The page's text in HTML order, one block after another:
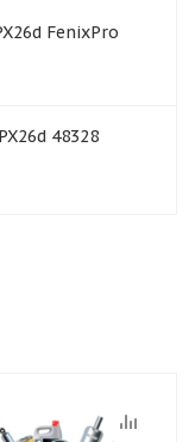
FenixPro
48328